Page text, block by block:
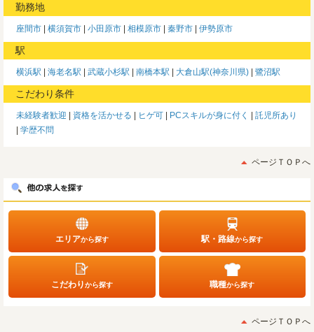
勤務地
座間市 横須賀市 小田原市 相模原市 秦野市 伊勢原市
駅
横浜駅 海老名駅 武蔵小杉駅 南橋本駅 大倉山駅(神奈川県) 鷺沼駅
こだわり条件
未経験者歓迎 資格を活かせる ヒゲ可 PCスキルが身に付く
託児所あり
学歴不問
ページＴＯＰへ
エリアから探す 駅・路線から探す
こだわりから探す 職種から探す
ページＴＯＰへ